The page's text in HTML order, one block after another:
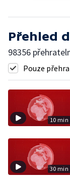
Přehled
98356
Pouze
10 min
30 min